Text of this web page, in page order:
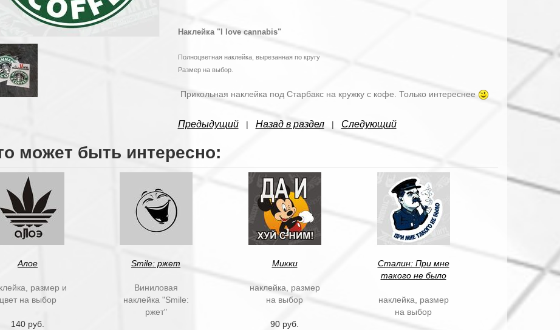
Наклейка "I love cannabis"
Полноцветная наклейка, вырезанная по кругу
Размер на выбор.
Прикольная наклейка под Старбакс на кружку с кофе. Только интереснее
Предыдущий| Назад в раздел| Следующий
может быть интересно:
Алое
размер и
цвет на выбор
140 руб.
Smile: ржет
Виниловая
наклейка "Smile:
ржет"
Микки
наклейка, размер
на выбор
90 руб.
Сталин: При мне
такого не было
наклейка, размер
на выбор